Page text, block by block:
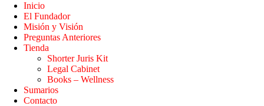
Inicio
El Fundador
Misión y Visión
Preguntas Anteriores
Tienda
Shorter Juris Kit
Legal Cabinet
Books – Wellness
Sumarios
Contacto